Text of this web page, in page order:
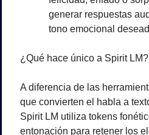
generar respuestas
tono emocional
¿Qué hace único a Spirit LM?
A diferencia de las
que convierten el habla a
Spirit LM utiliza tokens
entonación para retener los